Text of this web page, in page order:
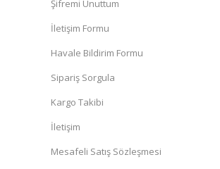
Şifremi Unuttum
İletişim Formu
Havale Bildirim Formu
Sipariş Sorgula
Kargo Takibi
İletişim
Mesafeli Satış Sözleşmesi